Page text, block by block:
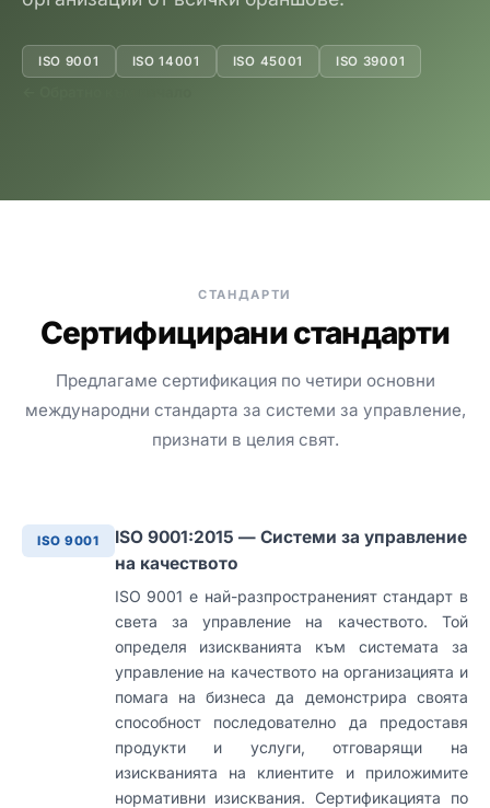
ISO 9001 ISO 14001 ISO 45001 ISO 39001
СТАНДАРТИ
Сертифицирани стандарти
Предлагаме сертификация по четири основни
международни стандарта за системи за управление,
признати в целия свят.
ISO 9001
ISO 9001:2015 — Системи за управление
на качеството
ISO 9001 е най-разпространеният стандарт в
света за управление на качеството. Той
определя изискванията към системата за
управление на качеството на организацията и
помага на бизнеса да демонстрира своята
способност последователно да предоставя
продукти и услуги, отговарящи на
изискванията на клиентите и приложимите
нормативни изисквания. Сертификацията по